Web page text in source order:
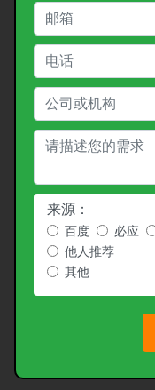
来源：
百度 必应
他人推荐
其他